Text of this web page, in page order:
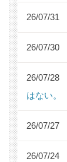
26/07/31
26/07/30
26/07/28
はない。
26/07/27
26/07/24